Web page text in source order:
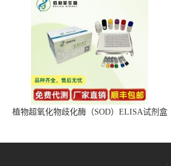
植物超氧化物歧化酶（SOD）ELISA试剂盒